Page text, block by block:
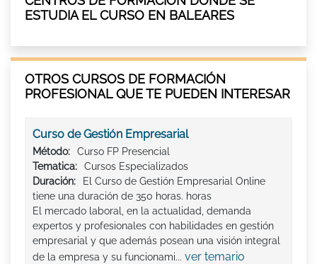
ESTUDIA EL CURSO EN BALEARES
OTROS CURSOS DE FORMACIÓN
PROFESIONAL QUE TE PUEDEN INTERESAR
Curso de Gestión Empresarial
Método:
Curso FP Presencial
Tematica:
Cursos Especializados
Duración:
El Curso de Gestión Empresarial Online
tiene una duración de 350 horas. horas
El mercado laboral, en la actualidad, demanda
expertos y profesionales con habilidades en gestión
empresarial y que además posean una visión integral
de la empresa y su funcionami... ver temario